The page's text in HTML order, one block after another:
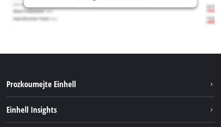
Prozkoumejte Einhell
Einhell Insights